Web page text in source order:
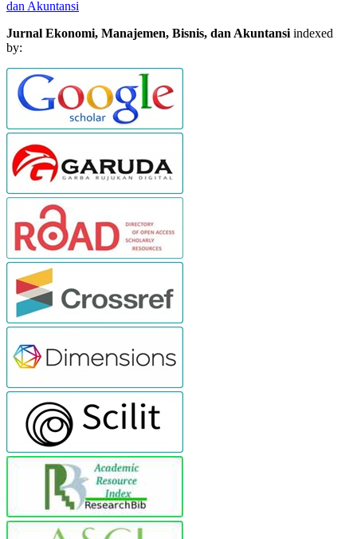
dan Akuntansi
Jurnal Ekonomi, Manajemen, Bisnis, dan Akuntansi indexed
by: